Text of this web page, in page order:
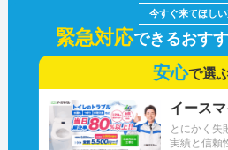
緊急対応できるおす
安心で選
とにかく失
実績と信頼
イース